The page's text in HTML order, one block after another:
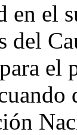
en el
del
el